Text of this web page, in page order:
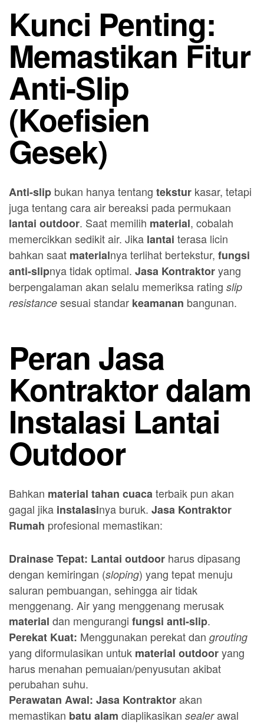
Kunci Penting:
Memastikan Fitur
Anti-Slip
(Koefisien
Gesek)
Anti-slip bukan hanya tentang tekstur kasar, tetapi
juga tentang cara air bereaksi pada permukaan
lantai outdoor. Saat memilih material, cobalah
memercikkan sedikit air. Jika lantai terasa licin
bahkan saat materialnya terlihat bertekstur, fungsi
anti-slipnya tidak optimal. Jasa Kontraktoryang
berpengalaman akan selalu memeriksa rating slip
resistance sesuai standar keamanan bangunan.
Peran Jasa
Kontraktor dalam
Instalasi Lantai
Outdoor
Bahkan material tahan cuacaterbaik pun akan
gagal jika instalasinya buruk. Jasa Kontraktor
Rumah profesional memastikan:
Drainase Tepat: Lantai outdoor harus dipasang
dengan kemiringan (sloping) yang tepat menuju
saluran pembuangan, sehingga air tidak
menggenang. Air yang menggenang merusak
material dan mengurangi fungsi anti-slip.
Perekat Kuat: Menggunakan perekat dan grouting
yang diformulasikan untuk material outdooryang
harus menahan pemuaian/penyusutan akibat
perubahan suhu.
Perawatan Awal: Jasa Kontraktorakan
memastikan batu alam diaplikasikan sealerawal